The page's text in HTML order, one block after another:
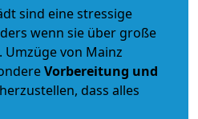
sind eine stressige
wenn sie über große
von Mainz
Vorbereitung und
dass alles